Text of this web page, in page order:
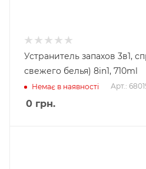
Устранитель запахов 3в1,
свежего белья) 8in1, 710ml
Немає в наявності Арт.:
0 грн.